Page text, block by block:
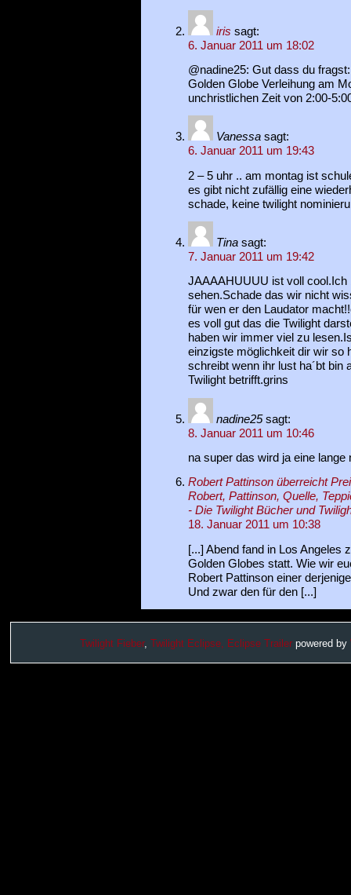
iris sagt:
6. Januar 2011 um 18:02
@nadine25: Gut dass du
Golden Globe Verleihung am
unchristlichen Zeit von 2:00-
Vanessa sagt:
6. Januar 2011 um 19:43
2 – 5 uhr .. am montag ist
es gibt nicht zufällig eine
schade, keine twilight
Tina sagt:
7. Januar 2011 um 19:42
JAAAAHUUUU ist voll cool.Ich
sehen.Schade das wir nicht
für wen er den Laudator
es voll gut das die Twilight
haben wir immer viel zu
einzigste möglichkeit dir wir so
schreibt wenn ihr lust ha´bt bin
Twilight betrifft.grins
nadine25 sagt:
8. Januar 2011 um 10:46
na super das wird ja eine lange
Robert Pattinson überreicht
Robert, Pattinson, Quelle,
- Die Twilight Bücher und
18. Januar 2011 um 10:38
[...] Abend fand in Los Angeles
Golden Globes statt. Wie wir
Robert Pattinson einer
Und zwar den für den [...]
Twilight Fieber, Twilight Eclipse, Eclipse Trailer powered by